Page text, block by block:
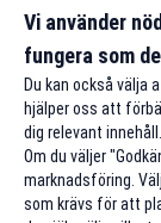
Från 100
Till
Vi använder
fungera som
Du kan också välja
hjälper oss att
dig relevant innehåll.
Om du väljer
marknadsföring.
som krävs för att